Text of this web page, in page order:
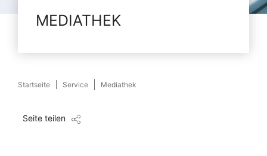
MEDIATHEK
Startseite Service Mediathek
Seite teilen